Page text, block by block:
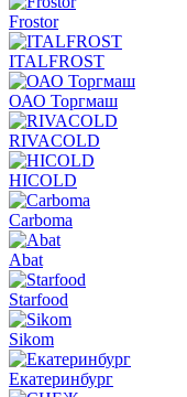
Frostor
ITALFROST
ОАО Торгмаш
RIVACOLD
HICOLD
Carboma
Abat
Starfood
Sikom
Екатеринбург